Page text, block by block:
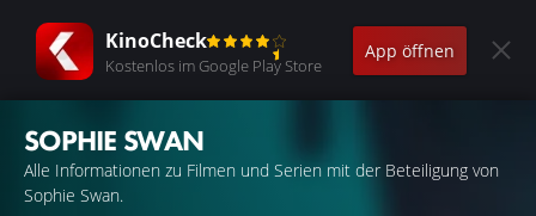
KinoCheck
Kostenlos im Google Play Store
App öffnen
SOPHIE SWAN
Alle Informationen zu Filmen und Serien mit der Beteiligung von
Sophie Swan.